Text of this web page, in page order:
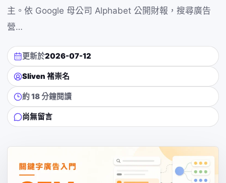
主。依 Google 母公司 Alphabet 公開財報，搜尋廣告
營…
更新於2026-07-12
Sliven 褚崇名
約 18 分鐘閱讀
尚無留言